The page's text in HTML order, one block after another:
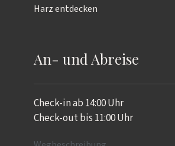
Harz entdecken
An- und Abreise
Check-in ab 14:00 Uhr
Check-out bis 11:00 Uhr